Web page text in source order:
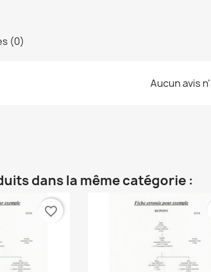
(0)
Aucun avis
dans la même catégorie :
favorite_border